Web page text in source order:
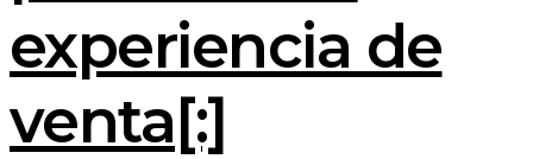
experiencia de
venta[:]